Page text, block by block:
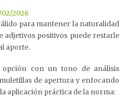
02/2026
para mantener la naturalidad
adjetivos positivos puede restarle
aporte.
con un tono de análisis
de apertura y enfocando
aplicación práctica de la norma: